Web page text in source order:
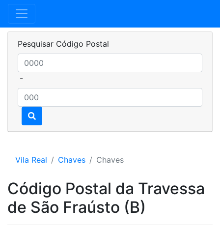
Pesquisar Código Postal
-
Vila Real Chaves Chaves
Código Postal da Travessa
de São Fraústo (B)